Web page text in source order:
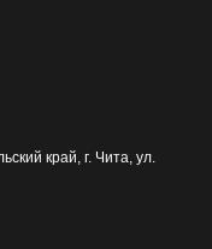
край, г. Чита, ул.